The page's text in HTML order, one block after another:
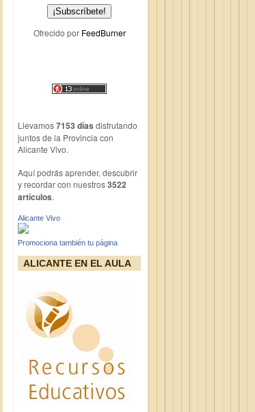
Ofrecido por FeedBurner
Llevamos7153 días disfrutando
juntos de la Provincia con
Alicante Vivo.
Aquí podrás aprender, descubrir
y recordar con nuestros3522
artículos.
Alicante Vivo
Promociona también tu página
ALICANTE EN EL AULA